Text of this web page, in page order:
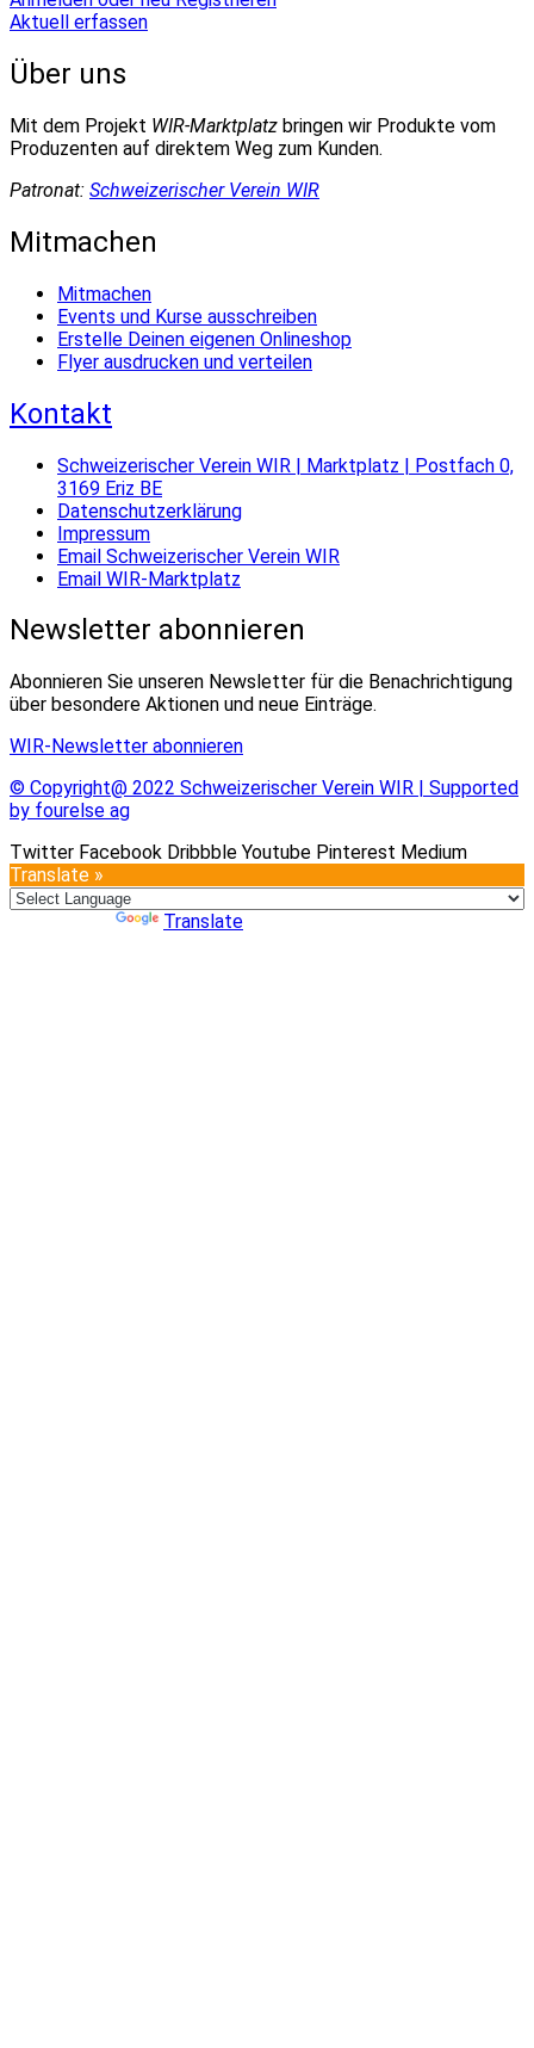
Aktuell erfassen
Über uns
Mit dem Projekt WIR-Marktplatz bringen wir Produkte vom
Produzenten auf direktem Weg zum Kunden.
Patronat: Schweizerischer Verein WIR
Mitmachen
Mitmachen
Events und Kurse ausschreiben
Erstelle Deinen eigenen Onlineshop
Flyer ausdrucken und verteilen
Kontakt
Schweizerischer Verein WIR | Marktplatz | Postfach 0,
3169 Eriz BE
Datenschutzerklärung
Impressum
Email Schweizerischer Verein WIR
Email WIR-Marktplatz
Newsletter abonnieren
Abonnieren Sie unseren Newsletter für die Benachrichtigung
über besondere Aktionen und neue Einträge.
WIR-Newsletter abonnieren
© Copyright@ 2022 Schweizerischer Verein WIR | Supported
by fourelse ag
Twitter Facebook Dribbble Youtube Pinterest Medium
Translate »
Translate